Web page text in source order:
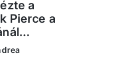
a
Pierce a